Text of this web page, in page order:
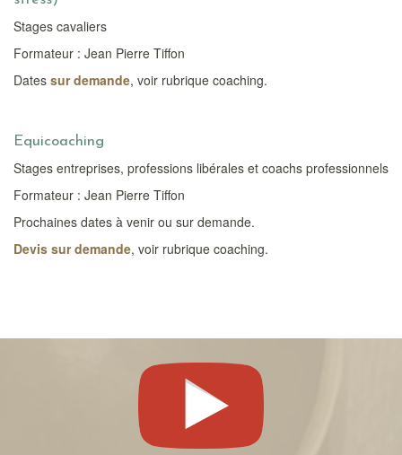
Stages cavaliers
Formateur : Jean Pierre Tiffon
Dates sur demande, voir rubrique coaching.
Equicoaching
Stages entreprises, professions libérales et coachs professionnels
Formateur : Jean Pierre Tiffon
Prochaines dates à venir ou sur demande.
Devis sur demande, voir rubrique coaching.